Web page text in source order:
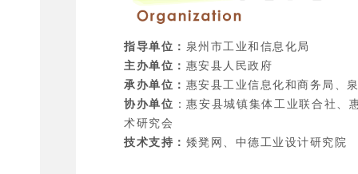
指导单位： 泉州市工业和信息化局
主办单位： 惠安县人民政府
承办单位： 惠安县工业信息化和商务局、
协办单位 ：惠安县城镇集体工业联合社
术研究会
技术支持： 矮凳网、中德工业设计研究院